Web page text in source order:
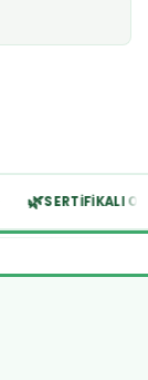
✦ 🌿